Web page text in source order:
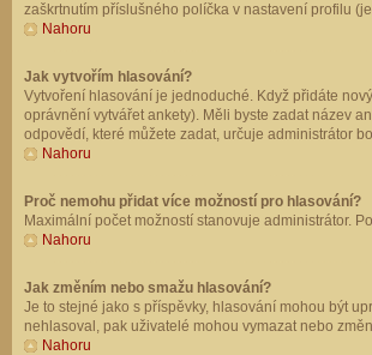
zaškrtnutím příslušného políčka v nastavení profilu
Nahoru
Jak vytvořím hlasování?
Vytvoření hlasování je jednoduché. Když přidáte
oprávnění vytvářet ankety). Měli byste zadat název
odpovědí, které můžete zadat, určuje administrátor
Nahoru
Proč nemohu přidat více možností pro hlasování?
Maximální počet možností stanovuje administrátor.
Nahoru
Jak změním nebo smažu hlasování?
Je to stejné jako s příspěvky, hlasování mohou být
nehlasoval, pak uživatelé mohou vymazat nebo
Nahoru